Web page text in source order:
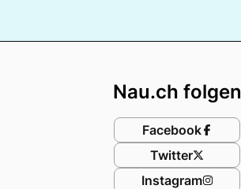
Nau.ch folgen
Facebook
Twitter
Instagram